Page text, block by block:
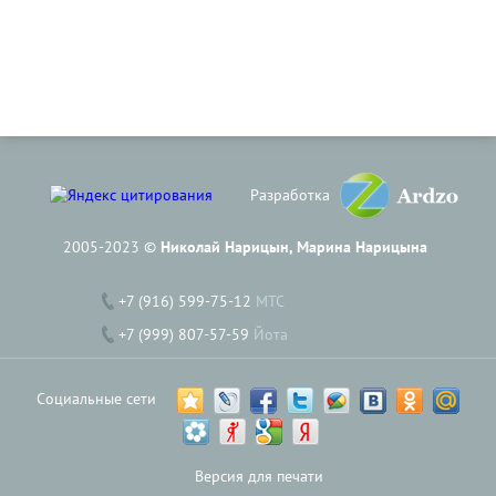
Разработка
2005-2023 © Николай Нарицын, Марина Нарицына
+7 (916) 599-75-12 МТС
+7 (999) 807-57-59 Йота
Социальные сети
Версия для печати